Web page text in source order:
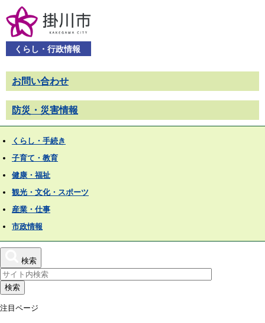
くらし・行政情報
お問い合わせ
防災・災害情報
くらし・手続き
子育て・教育
健康・福祉
観光・文化・スポーツ
産業・仕事
市政情報
検索
検索
注目ページ